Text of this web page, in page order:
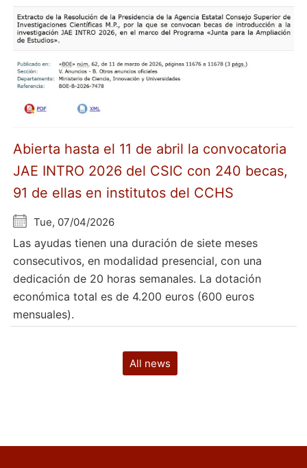
Abierta hasta el 11 de abril la convocatoria
JAE INTRO 2026 del CSIC con 240 becas,
91 de ellas en institutos del CCHS
Tue, 07/04/2026
Las ayudas tienen una duración de siete meses
consecutivos, en modalidad presencial, con una
dedicación de 20 horas semanales. La dotación
económica total es de 4.200 euros (600 euros
mensuales).
All news